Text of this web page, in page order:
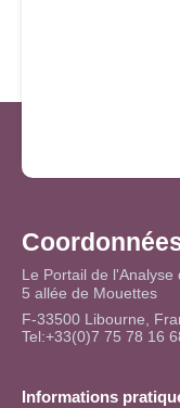
Le Portail de l'Analyse
5 allée de Mouettes
F-33500 Libourne,
Tel:+33(0)7 75 78 16
Informations